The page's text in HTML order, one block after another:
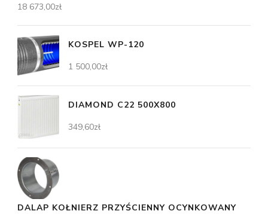
18 673,00zł
KOSPEL WP-120
1 500,00zł
DIAMOND C22 500X800
349,60zł
DALAP KOŁNIERZ PRZYŚCIENNY OCYNKOWANY